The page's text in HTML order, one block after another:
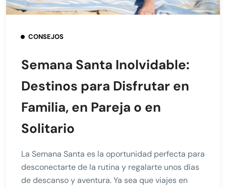
CONSEJOS
Semana Santa Inolvidable:
Destinos para Disfrutar en
Familia, en Pareja o en
Solitario
La Semana Santa es la oportunidad perfecta para
desconectarte de la rutina y regalarte unos días
de descanso y aventura. Ya sea que viajes en